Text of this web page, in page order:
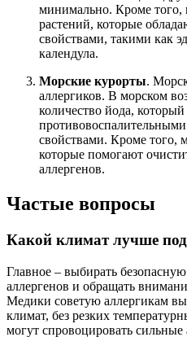
минимально. Кроме того,
растений, которые
свойствами, такими как
календула.
Морские курорты.
аллергиков. В морском
количество йода, который
свойствами. Кроме того,
которые помогают
аллергенов.
Частые вопросы
Какой климат лучше
Главное – выбирать
аллергенов и обращать
Медики советую аллергикам
климат, без резких
могут спровоцировать сильные